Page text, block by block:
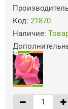
Код: 21870
Наличие: